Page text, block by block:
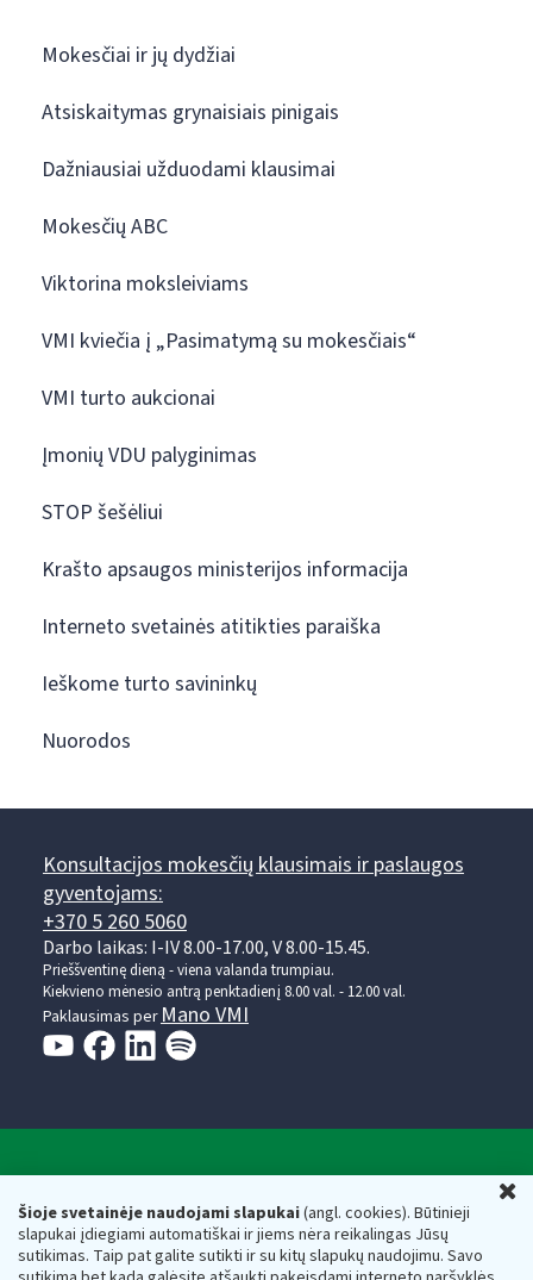
Šioje svetainėje naudojami slapukai(angl. cookies). Būtinieji
slapukai įdiegiami automatiškai ir jiems nėra reikalingas Jūsų
sutikimas. Taip pat galite sutikti ir su kitų slapukų naudojimu. Savo
Mokesčiai ir jų dydžiai
Atsiskaitymas grynaisiais pinigais
Dažniausiai užduodami klausimai
Mokesčių ABC
Viktorina moksleiviams
VMI kviečia į „Pasimatymą su mokesčiais“
VMI turto aukcionai
Įmonių VDU palyginimas
STOP šešėliui
Krašto apsaugos ministerijos informacija
Interneto svetainės atitikties paraiška
Ieškome turto savininkų
Nuorodos
Konsultacijos mokesčių klausimais ir paslaugos
gyventojams:
+370 5 260 5060
Darbo laikas: I-IV 8.00-17.00, V 8.00-15.45.
Prieššventinę dieną - viena valanda trumpiau.
Kiekvieno mėnesio antrą penktadienį 8.00 val. - 12.00 val.
Paklausimas per Mano VMI
Respublikos finansų ministerijos
Biudžetinė įstaiga. Juridinio asmens kodas — 188659752,
adresas: Vasario 16-osios g. 14, 01107 Vilnius, Lietuva, el.paštas: